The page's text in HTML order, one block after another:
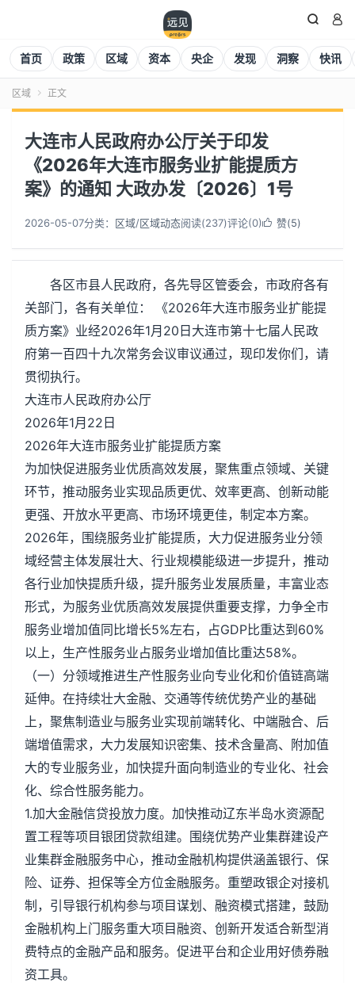
 
首页 政策 区域 资本 央企 发现 洞察 快讯
区域  正文
大连市人民政府办公厅关于印发
《2026年大连市服务业扩能提质方
案》的通知 大政办发〔2026〕1号
2026-05-07分类： 区域/区域动态阅读(237)评论(0) 赞(5)
各区市县人民政府，各先导区管委会，市政府各有
关部门，各有关单位： 《2026年大连市服务业扩能提
质方案》业经2026年1月20日大连市第十七届人民政
府第一百四十九次常务会议审议通过，现印发你们，请
贯彻执行。
大连市人民政府办公厅
2026年1月22日
2026年大连市服务业扩能提质方案
为加快促进服务业优质高效发展，聚焦重点领域、关键
环节，推动服务业实现品质更优、效率更高、创新动能
更强、开放水平更高、市场环境更佳，制定本方案。
2026年，围绕服务业扩能提质，大力促进服务业分领
域经营主体发展壮大、行业规模能级进一步提升，推动
各行业加快提质升级，提升服务业发展质量，丰富业态
形式，为服务业优质高效发展提供重要支撑，力争全市
服务业增加值同比增长5%左右，占GDP比重达到60%
以上，生产性服务业占服务业增加值比重达58%。
（一）分领域推进生产性服务业向专业化和价值链高端
延伸。在持续壮大金融、交通等传统优势产业的基础
上，聚焦制造业与服务业实现前端转化、中端融合、后
端增值需求，大力发展知识密集、技术含量高、附加值
大的专业服务业，加快提升面向制造业的专业化、社会
化、综合性服务能力。
1.加大金融信贷投放力度。加快推动辽东半岛水资源配
置工程等项目银团贷款组建。围绕优势产业集群建设产
业集群金融服务中心，推动金融机构提供涵盖银行、保
险、证券、担保等全方位金融服务。重塑政银企对接机
制，引导银行机构参与项目谋划、融资模式搭建，鼓励
金融机构上门服务重大项目融资、创新开发适合新型消
费特点的金融产品和服务。促进平台和企业用好债券融
资工具。